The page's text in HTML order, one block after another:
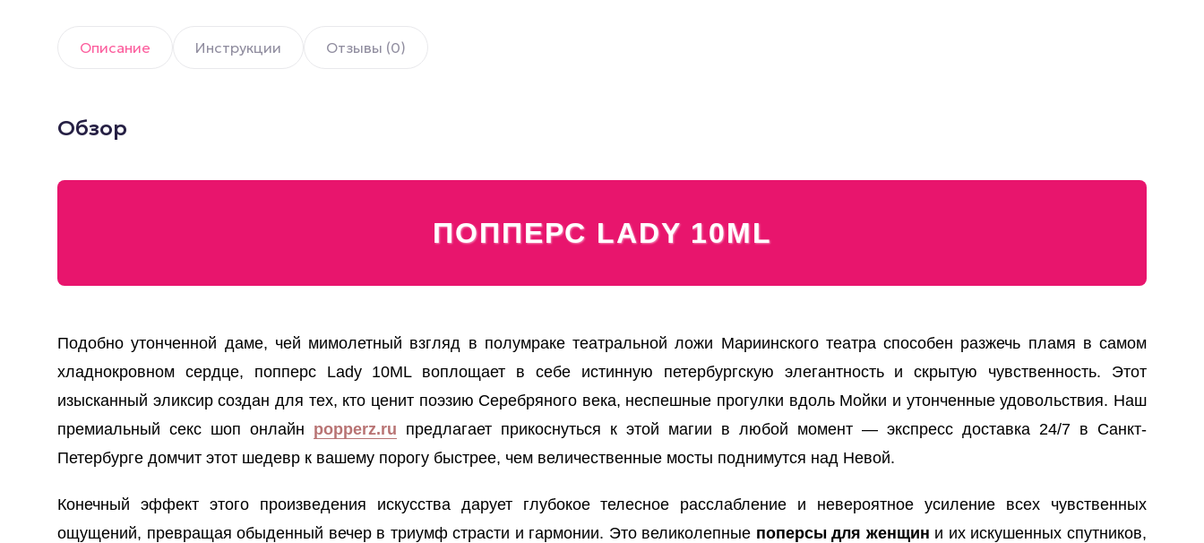
Описание Инструкции Отзывы (0)
Обзор
ПОППЕРС LADY 10ML
Подобно утонченной даме, чей мимолетный взгляд в полумраке театральной ложи Мариинского театра способен разжечь пламя в самом
хладнокровном сердце, попперс Lady 10ML воплощает в себе истинную петербургскую элегантность и скрытую чувственность. Этот
изысканный эликсир создан для тех, кто ценит поэзию Серебряного века, неспешные прогулки вдоль Мойки и утонченные удовольствия. Наш
премиальный секс шоп онлайн popperz.ru предлагает прикоснуться к этой магии в любой момент — экспресс доставка 24/7 в Санкт-
Петербурге домчит этот шедевр к вашему порогу быстрее, чем величественные мосты поднимутся над Невой.
Конечный эффект этого произведения искусства дарует глубокое телесное расслабление и невероятное усиление всех чувственных
ощущений, превращая обыденный вечер в триумф страсти и гармонии. Это великолепные поперсы для женщин и их искушенных спутников,